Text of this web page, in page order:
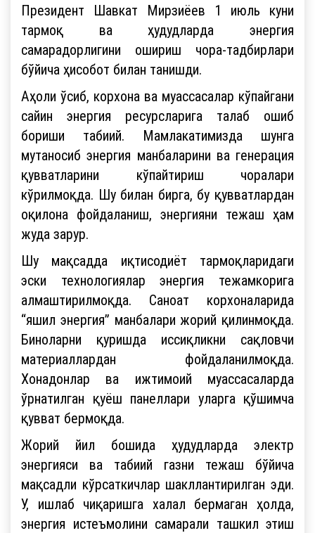
Президент Шавкат Мирзиёев 1 июль куни
тармоқ ва ҳудудларда энергия
самарадорлигини ошириш чора-тадбирлари
бўйича ҳисобот билан танишди.
Аҳоли ўсиб, корхона ва муассасалар кўпайгани
сайин энергия ресурсларига талаб ошиб
бориши табиий. Мамлакатимизда шунга
мутаносиб энергия манбаларини ва генерация
қувватларини кўпайтириш чоралари
кўрилмоқда. Шу билан бирга, бу қувватлардан
оқилона фойдаланиш, энергияни тежаш ҳам
жуда зарур.
Шу мақсадда иқтисодиёт тармоқларидаги
эски технологиялар энергия тежамкорига
алмаштирилмоқда. Саноат корхоналарида
“яшил энергия” манбалари жорий қилинмоқда.
Биноларни қуришда иссиқликни сақловчи
материаллардан фойдаланилмоқда.
Хонадонлар ва ижтимоий муассасаларда
ўрнатилган қуёш панеллари уларга қўшимча
қувват бермоқда.
Жорий йил бошида ҳудудларда электр
энергияси ва табиий газни тежаш бўйича
мақсадли кўрсаткичлар шакллантирилган эди.
У, ишлаб чиқаришга халал бермаган ҳолда,
энергия истеъмолини самарали ташкил этиш